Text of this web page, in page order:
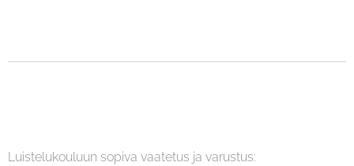
Luistelukouluun sopiva vaatetus ja varustus: